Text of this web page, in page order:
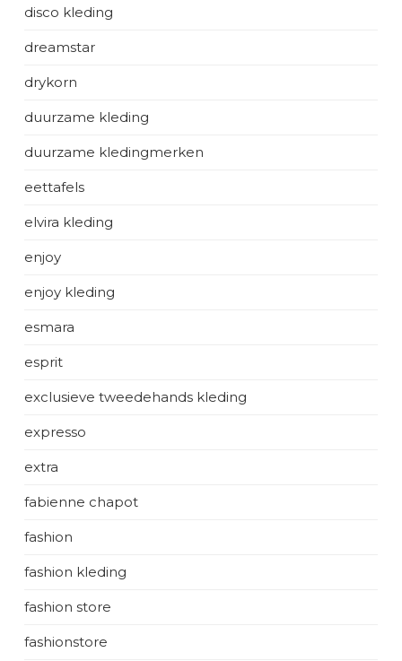
disco kleding
dreamstar
drykorn
duurzame kleding
duurzame kledingmerken
eettafels
elvira kleding
enjoy
enjoy kleding
esmara
esprit
exclusieve tweedehands kleding
expresso
extra
fabienne chapot
fashion
fashion kleding
fashion store
fashionstore